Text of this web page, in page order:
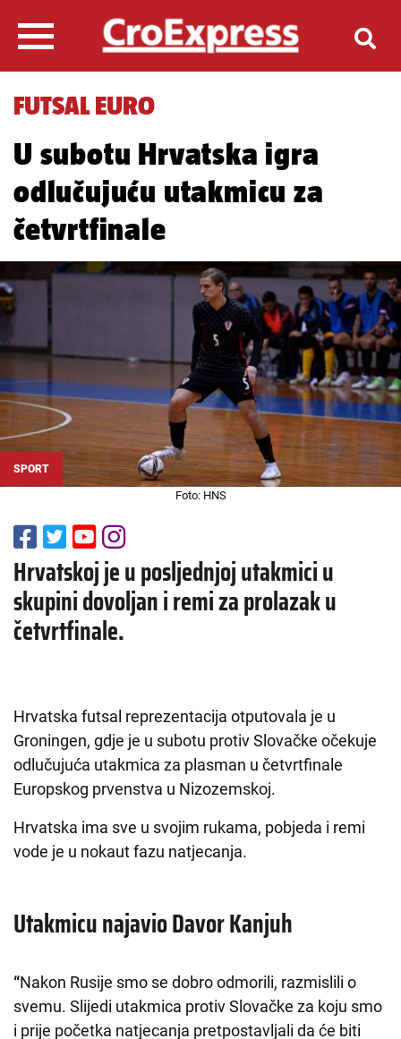
FUTSAL EURO
U subotu Hrvatska igra
odlučujuću utakmicu za
četvrtfinale
SPORT
Foto: HNS
Hrvatskoj je u posljednjoj utakmici u
skupini dovoljan i remi za prolazak u
četvrtfinale.
Hrvatska futsal reprezentacija otputovala je u
Groningen, gdje je u subotu protiv Slovačke očekuje
odlučujuća utakmica za plasman u četvrtfinale
Europskog prvenstva u Nizozemskoj.
Hrvatska ima sve u svojim rukama, pobjeda i remi
vode je u nokaut fazu natjecanja.
Utakmicu najavio Davor Kanjuh
“Nakon Rusije smo se dobro odmorili, razmislili o
svemu. Slijedi utakmica protiv Slovačke za koju smo
i prije početka natjecanja pretpostavljali da će biti